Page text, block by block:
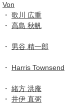
Von
・ 歌川 広重
・ 高島 秋帆
・ 男谷 精一郎
・ Harris Townsend
・ 緒方 洪庵
・ 井伊 直弼